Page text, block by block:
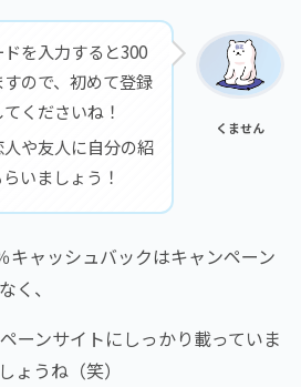
を入力すると300
ので、初めて登録
くださいね！
や友人に自分の紹
いましょう！
くません
キャッシュバックはキャンペーン
く、
ーンサイトにしっかり載っていま
ょうね（笑）